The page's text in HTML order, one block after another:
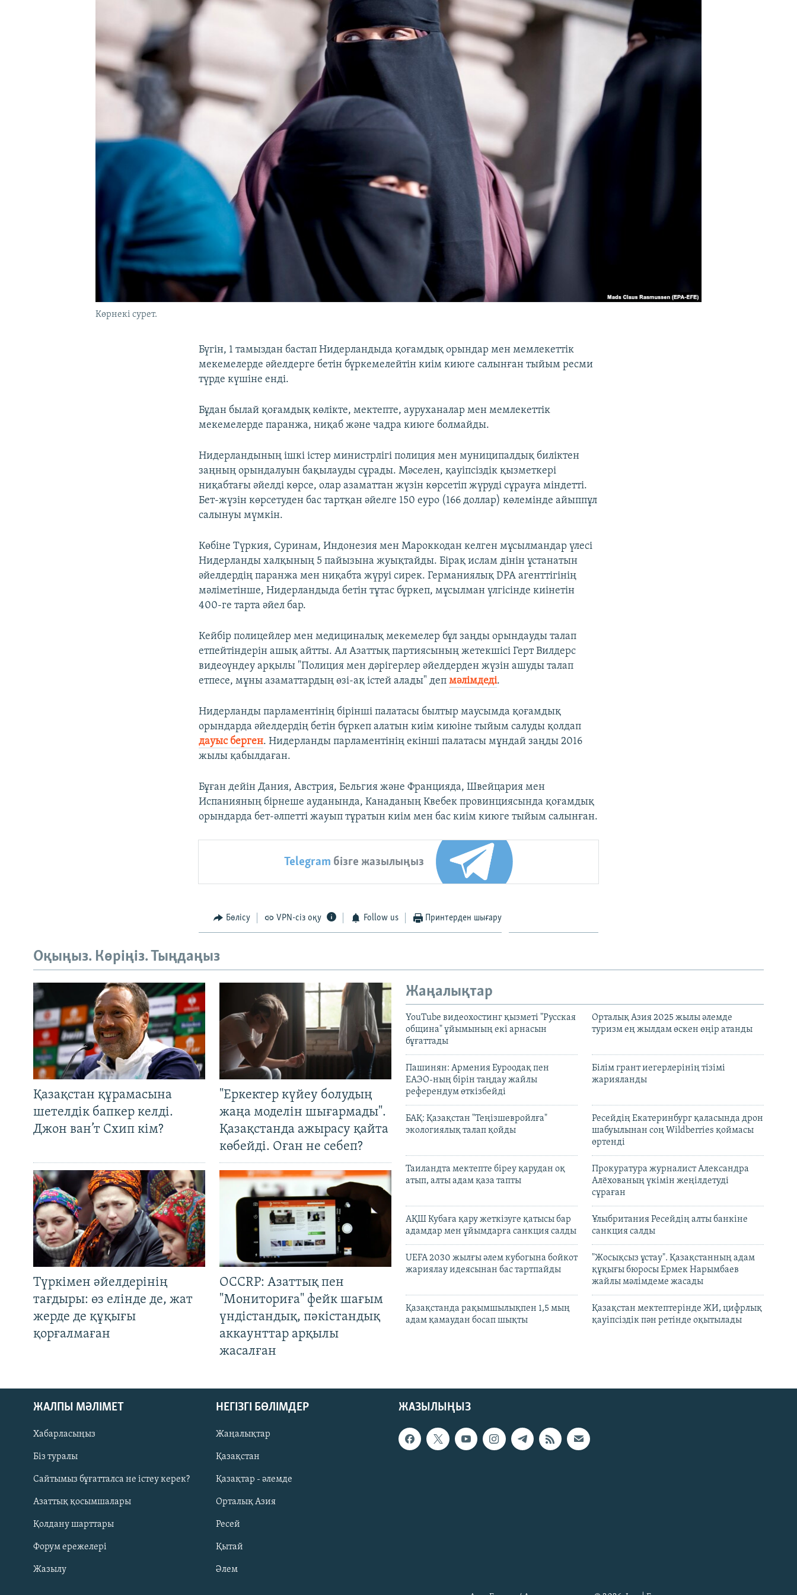
Русский
ЖАЗЫЛЫҢЫЗ
Көрнекі сурет.
Бүгін, 1 тамыздан бастап Нидерландыда қоғамдық орындар мен мемлекеттік
мекемелерде әйелдерге бетін бүркемелейтін киім киюге салынған тыйым ресми
түрде күшіне енді.
Бұдан былай қоғамдық көлікте, мектепте, ауруханалар мен мемлекеттік
мекемелерде паранжа, ниқаб және чадра киюге болмайды.
Нидерландының ішкі істер министрлігі полиция мен муниципалдық биліктен
заңның орындалуын бақылауды сұрады. Мәселен, қауіпсіздік қызметкері
ниқабтағы әйелді көрсе, олар азаматтан жүзін көрсетіп жүруді сұрауға міндетті.
Бет-жүзін көрсетуден бас тартқан әйелге 150 еуро (166 доллар) көлемінде айыппұл
салынуы мүмкін.
Көбіне Түркия, Суринам, Индонезия мен Мароккодан келген мұсылмандар үлесі
Нидерланды халқының 5 пайызына жуықтайды. Бірақ ислам дінін ұстанатын
әйелдердің паранжа мен ниқабта жүруі сирек. Германиялық DPA агенттігінің
мәліметінше, Нидерландыда бетін тұтас бүркеп, мұсылман үлгісінде киінетін
400-ге тарта әйел бар.
Кейбір полицейлер мен медициналық мекемелер бұл заңды орындауды талап
етпейтіндерін ашық айтты. Ал Азаттық партиясының жетекшісі Герт Вилдерс
видеоүндеу арқылы "Полиция мен дәрігерлер әйелдерден жүзін ашуды талап
етпесе, мұны азаматтардың өзі-ақ істей алады" депмәлімдеді.
Нидерланды парламентінің бірінші палатасы былтыр маусымда қоғамдық
орындарда әйелдердің бетін бүркеп алатын киім киюіне тыйым салуды қолдап
дауыс берген. Нидерланды парламентінің екінші палатасы мұндай заңды 2016
жылы қабылдаған.
Бұған дейін Дания, Австрия, Бельгия және Францияда, Швейцария мен
Испанияның бірнеше ауданында, Канаданың Квебек провинциясында қоғамдық
орындарда бет-әлпетті жауып тұратын киім мен бас киім киюге тыйым салынған.
Telegram бізге жазылыңыз
Бөлісу VPN-сіз оқу Follow us Принтерден шығару
Оқыңыз. Көріңіз. Тыңдаңыз
Қазақстан құрамасына
шетелдік бапкер келді.
Джон ван’т Схип кім?
"Еркектер күйеу болудың
жаңа моделін шығармады".
Қазақстанда ажырасу қайта
көбейді. Оған не себеп?
Түркімен әйелдерінің
тағдыры: өз елінде де, жат
жерде де құқығы
қорғалмаған
OCCRP: Азаттық пен
"Мониториға" фейк шағым
үндістандық, пәкістандық
аккаунттар арқылы
жасалған
Жаңалықтар
YouTube видеохостинг қызметі "Русская
община" ұйымының екі арнасын
бұғаттады
Орталық Азия 2025 жылы әлемде
туризм ең жылдам өскен өңір атанды
Пашинян: Армения Еуроодақ пен
ЕАЭО-ның бірін таңдау жайлы
референдум өткізбейді
Білім грант иегерлерінің тізімі
жарияланды
БАҚ: Қазақстан "Теңізшевройлға"
экологиялық талап қойды
Ресейдің Екатеринбург қаласында дрон
шабуылынан соң Wildberries қоймасы
өртенді
Таиландта мектепте біреу қарудан оқ
атып, алты адам қаза тапты
Прокуратура журналист Александра
Алёхованың үкімін жеңілдетуді
сұраған
АҚШ Кубаға қару жеткізуге қатысы бар
адамдар мен ұйымдарға санкция салды
Ұлыбритания Ресейдің алты банкіне
санкция салды
UEFA 2030 жылғы әлем кубогына бойкот
жариялау идеясынан бас тартпайды
"Жосықсыз ұстау". Қазақстанның адам
құқығы бюросы Ермек Нарымбаев
жайлы мәлімдеме жасады
Қазақстанда рақымшылықпен 1,5 мың
адам қамаудан босап шықты
Қазақстан мектептерінде ЖИ, цифрлық
қауіпсіздік пән ретінде оқытылады
ЖАЗЫЛЫҢЫЗ
ЖАЛПЫ МӘЛІМЕТ
Хабарласыңыз
Біз туралы
Сайтымыз бұғатталса не істеу керек?
Азаттық қосымшалары
Қолдану шарттары
Форум ережелері
Жазылу
НЕГІЗГІ БӨЛІМДЕР
Жаңалықтар
Қазақстан
Қазақтар - әлемде
Орталық Азия
Ресей
Қытай
Әлем